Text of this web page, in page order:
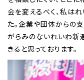
会を変えるべく、私は
た。企業や団体からの
がらみのないれいわ新
きると思っております。